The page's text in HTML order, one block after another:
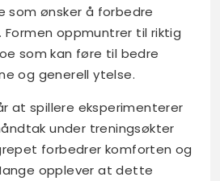
som ønsker å forbedre
Formen oppmuntrer til riktig
som kan føre til bedre
og generell ytelse.
at spillere eksperimenterer
under treningsøkter
forbedrer komforten og
opplever at dette